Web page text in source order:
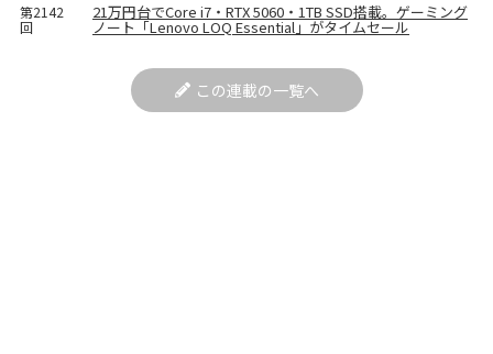
第2142
回
21万円台でCore i7・RTX 5060・1TB SSD搭載。ゲーミング
ノート「Lenovo LOQ Essential」がタイムセール
この連載の一覧へ